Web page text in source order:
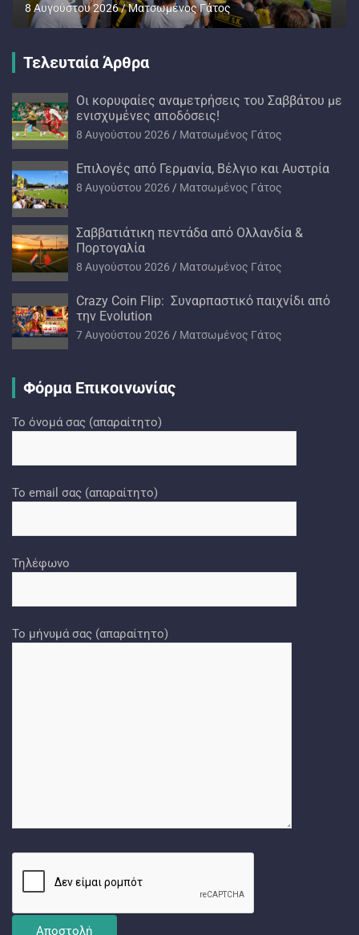
8 Αυγούστου 2026 Ματσωμένος Γάτος
Τελευταία Άρθρα
Oι κορυφαίες αναμετρήσεις του Σαββάτου με
ενισχυμένες αποδόσεις!
8 Αυγούστου 2026 Ματσωμένος Γάτος
Επιλογές από Γερμανία, Βέλγιο και Αυστρία
8 Αυγούστου 2026 Ματσωμένος Γάτος
Σαββατιάτικη πεντάδα από Ολλανδία &
Πορτογαλία
8 Αυγούστου 2026 Ματσωμένος Γάτος
Crazy Coin Flip: Συναρπαστικό παιχνίδι από
την Evolution
7 Αυγούστου 2026 Ματσωμένος Γάτος
Φόρμα Επικοινωνίας
Το όνομά σας (απαραίτητο)
Το email σας (απαραίτητο)
Τηλέφωνο
Το μήνυμά σας (απαραίτητο)